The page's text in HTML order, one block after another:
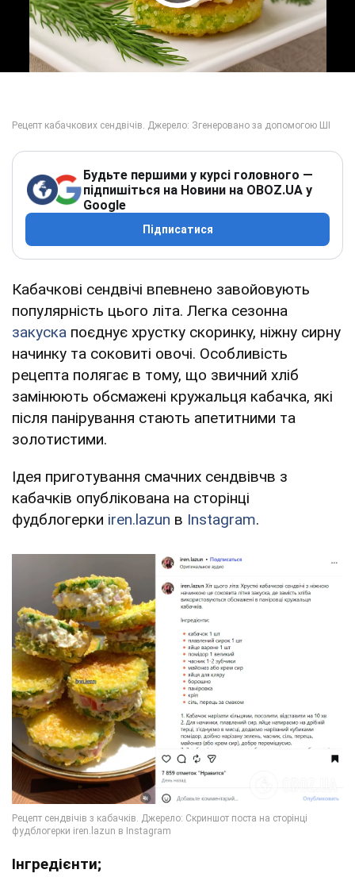
Будьте першими у курсі головного —
підпишіться на Новини на OBOZ.UA у
Google
Підписатися
Кабачкові сендвічі впевнено завойовують
популярність цього літа. Легка сезонна
закуска поєднує хрустку скоринку, ніжну сирну
начинку та соковиті овочі. Особливість
рецепта полягає в тому, що звичний хліб
замінюють обсмажені кружальця кабачка, які
після панірування стають апетитними та
золотистими.
Ідея приготування смачних сендвівчв з
кабачків опублікована на сторінці
фудблогерки iren.lazun в Instagram.
Інгредієнти;